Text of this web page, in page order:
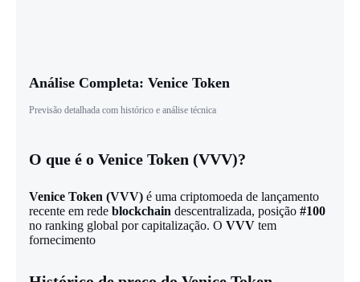
Análise Completa: Venice Token
Previsão detalhada com histórico e análise técnica
O que é o Venice Token (VVV)?
Venice Token (VVV) é uma criptomoeda de lançamento
recente em rede blockchain descentralizada, posição #100
no ranking global por capitalização. O VVV tem
fornecimento